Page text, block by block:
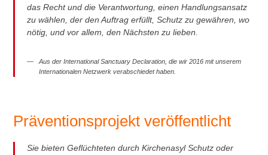
das Recht und die Verantwortung, einen Handlungsansatz
zu wählen, der den Auftrag erfüllt, Schutz zu gewähren, wo
nötig, und vor allem, den Nächsten zu lieben.
Aus der International Sanctuary Declaration, die wir 2016 mit unserem
Internationalen Netzwerk verabschiedet haben.
Präventionsprojekt veröffentlicht
Sie bieten Geflüchteten durch Kirchenasyl Schutz oder